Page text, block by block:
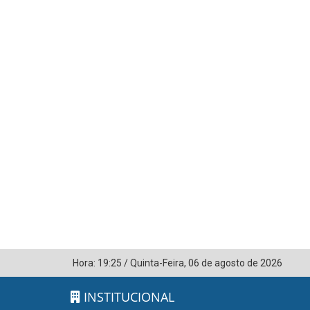
Hora: 19:25 /Quinta-Feira, 06 de agosto de 2026
INSTITUCIONAL